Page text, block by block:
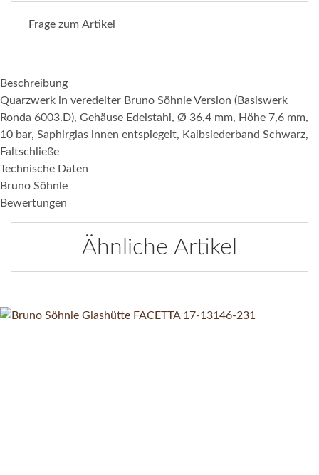
Frage zum Artikel
Beschreibung
Quarzwerk in veredelter Bruno Söhnle Version (Basiswerk
Ronda 6003.D), Gehäuse Edelstahl, Ø 36,4 mm, Höhe 7,6 mm,
10 bar, Saphirglas innen entspiegelt, Kalbslederband Schwarz,
Faltschließe
Technische Daten
Bruno Söhnle
Bewertungen
Ähnliche Artikel